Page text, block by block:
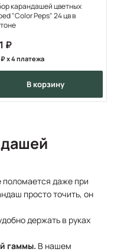
карандашей цветных
"Color Peps" 24 цв в
x 4 платежа
в корзину
поломается даже при
просто точить, он
держать в руках
гаммы. В нашем